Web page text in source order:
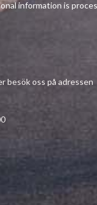
information is
besök oss på adressen